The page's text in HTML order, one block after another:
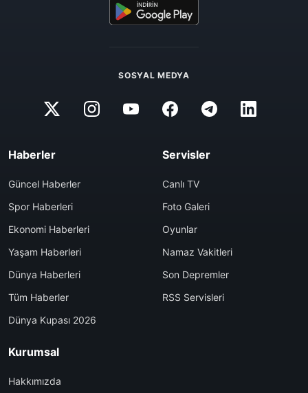
SOSYAL MEDYA
Haberler
Güncel Haberler
Spor Haberleri
Ekonomi Haberleri
Yaşam Haberleri
Dünya Haberleri
Tüm Haberler
Dünya Kupası 2026
Servisler
Canlı TV
Foto Galeri
Oyunlar
Namaz Vakitleri
Son Depremler
RSS Servisleri
Kurumsal
Hakkımızda